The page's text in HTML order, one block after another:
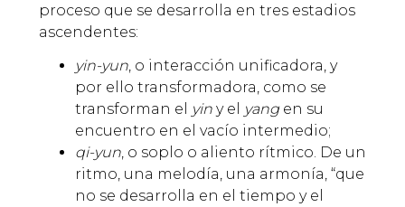
proceso que se desarrolla en tres estadios
ascendentes:
yin-yun, o interacción unificadora, y
por ello transformadora, como se
transforman el
yiny el yangen su
encuentro en el vacío intermedio;
qi-yun, o soplo o aliento rítmico. De un
ritmo, una melodía, una armonía, “que
no se desarrolla en el tiempo y el